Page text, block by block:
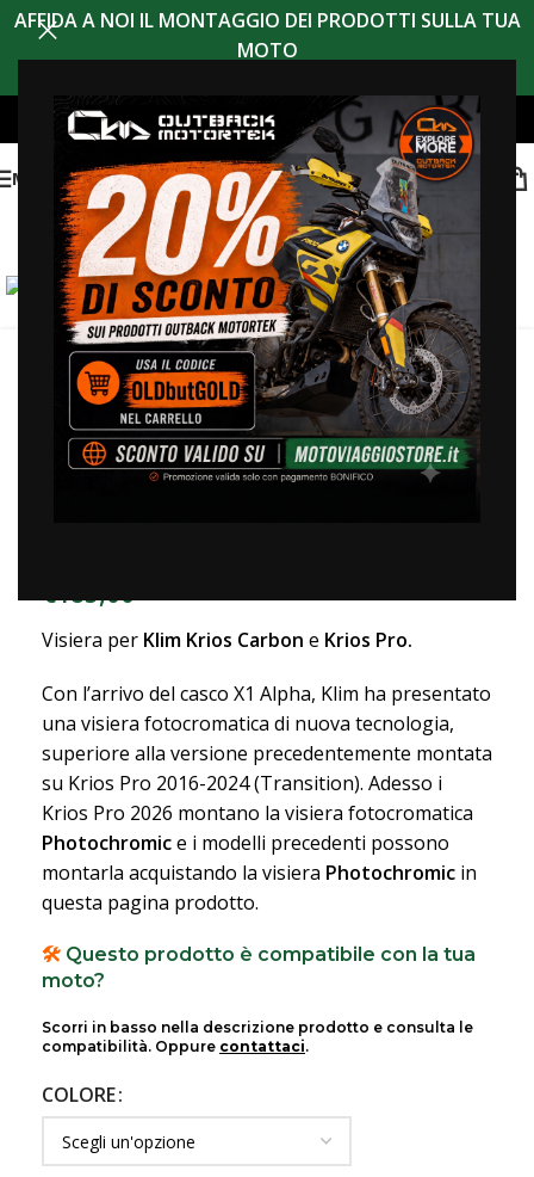
AFFIDA A NOI IL MONTAGGIO DEI PRODOTTI SULLA TUA
MOTO
MENU
Clicca per ingrandire
Home/KLIM
€185,00
Visiera per Klim Krios Carbon e Krios Pro.
Con l’arrivo del casco X1 Alpha, Klim ha presentato
una visiera fotocromatica di nuova tecnologia,
superiore alla versione precedentemente montata
su Krios Pro 2016-2024 (Transition). Adesso i
Krios Pro 2026 montano la visiera fotocromatica
Photochromice i modelli precedenti possono
montarla acquistando la visiera Photochromic in
questa pagina prodotto.
🛠️ Questo prodotto è compatibile con la tua
moto?
Scorri in basso nella descrizione prodotto e consulta le
compatibilità. Oppure contattaci.
COLORE